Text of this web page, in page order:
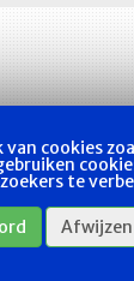
van cookies
te
Afwijzen